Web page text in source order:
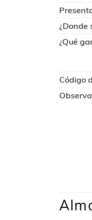
¿Donde
¿Qué
Código